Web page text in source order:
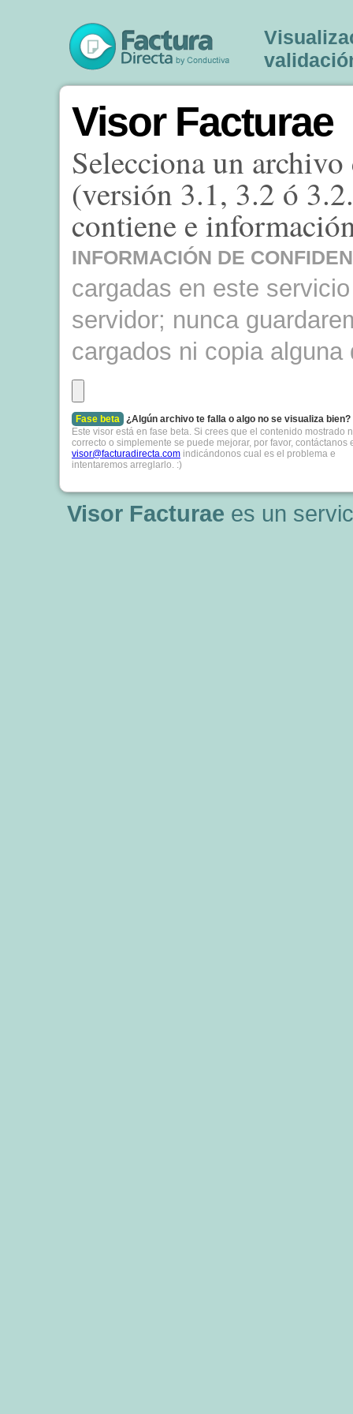
Visor Facturae
Selecciona un
(versión 3.1, 3.2 ó
contiene e
INFORMACIÓN DE
cargadas en este
servidor; nunca
cargados ni copia
Fase beta
¿Algún archivo te falla o algo no se visualiza bien?
Este visor está en fase beta. Si crees que el contenido mostrado
correcto o simplemente se puede mejorar, por favor, contáctanos
visor@facturadirecta.com indicándonos cual es el problema e
intentaremos arreglarlo. :)
Visor Facturae es un